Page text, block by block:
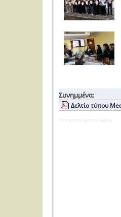
Συνημμένα:
Δελτίο τύπου
Free Joomla Lightbox Gallery